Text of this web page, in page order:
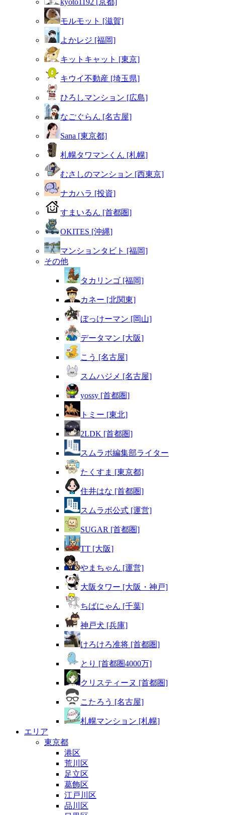
kyoto1192 [京都]
モルモット [滋賀]
よかレジ [福岡]
キットキャット [東京]
キウイ不動産 [埼玉県]
ひろしマンション [広島]
なごぐらん [名古屋]
Sana [東京都]
札幌タワマンくん [札幌]
むさしのマンション [西東京]
ナカハラ [投資]
すまいるん [首都圏]
OKITES [沖縄]
マンションタビト [福岡]
その他
タカリンゴ [福岡]
カネー [北関東]
ぼっけーマン [岡山]
データマン [大阪]
こう [名古屋]
スムハジメ [名古屋]
yossy [首都圏]
トミー [東北]
2LDK [首都圏]
スムラボ編集部ライター
たくすま [東京都]
住井はな [首都圏]
スムラボ公式 [運営]
SUGAR [首都圏]
TT [大阪]
やまちゃん [運営]
大阪タワー [大阪・神戸]
ちばにゃん [千葉]
神戸犬 [兵庫]
けろけろ准将 [首都圏]
とり [首都圏4000万]
クリスティーヌ [首都圏]
こたろう [名古屋]
札幌マンション [札幌]
エリア
東京都
港区
荒川区
足立区
葛飾区
江戸川区
品川区